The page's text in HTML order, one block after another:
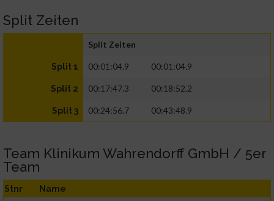
Split Zeiten
Split Zeiten
Split 1 00:01:04.9 00:01:04.9
Split 2 00:17:47.3 00:18:52.2
Split 3 00:24:56.7 00:43:48.9
Team Klinikum Wahrendorff GmbH / 5er
Team
Stnr Name